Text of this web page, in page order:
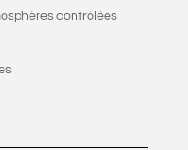
contrôlées